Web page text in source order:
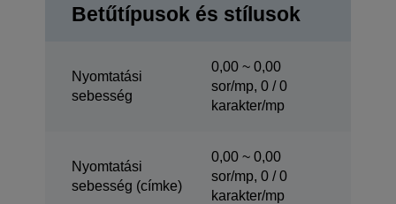
Betűtípusok és stílusok
Nyomtatási
sebesség
0,00 ~ 0,00
sor/mp, 0 / 0
karakter/mp
Nyomtatási
sebesség (címke)
0,00 ~ 0,00
sor/mp, 0 / 0
karakter/mp